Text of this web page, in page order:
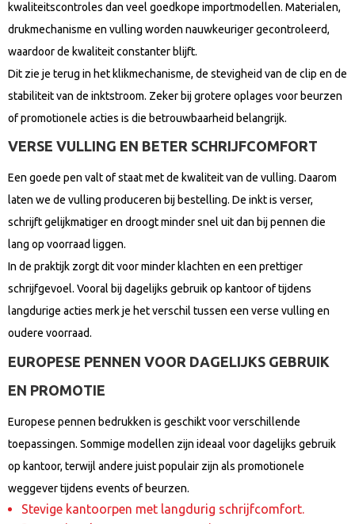
kwaliteitscontroles dan veel goedkope importmodellen. Materialen,
drukmechanisme en vulling worden nauwkeuriger gecontroleerd,
waardoor de kwaliteit constanter blijft.
Dit zie je terug in het klikmechanisme, de stevigheid van de clip en de
stabiliteit van de inktstroom. Zeker bij grotere oplages voor beurzen
of promotionele acties is die betrouwbaarheid belangrijk.
VERSE VULLING EN BETER SCHRIJFCOMFORT
Een goede pen valt of staat met de kwaliteit van de vulling. Daarom
laten we de vulling produceren bij bestelling. De inkt is verser,
schrijft gelijkmatiger en droogt minder snel uit dan bij pennen die
lang op voorraad liggen.
In de praktijk zorgt dit voor minder klachten en een prettiger
schrijfgevoel. Vooral bij dagelijks gebruik op kantoor of tijdens
langdurige acties merk je het verschil tussen een verse vulling en
oudere voorraad.
EUROPESE PENNEN VOOR DAGELIJKS GEBRUIK
EN PROMOTIE
Europese pennen bedrukken is geschikt voor verschillende
toepassingen. Sommige modellen zijn ideaal voor dagelijks gebruik
op kantoor, terwijl andere juist populair zijn als promotionele
weggever tijdens events of beurzen.
Stevige kantoorpen met langdurig schrijfcomfort.